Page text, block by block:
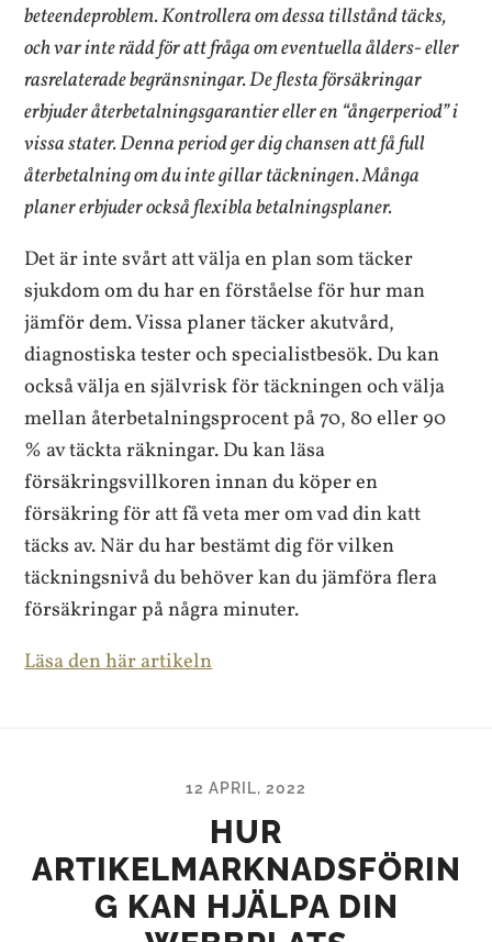
beteendeproblem. Kontrollera om dessa tillstånd täcks,
och var inte rädd för att fråga om eventuella ålders- eller
rasrelaterade begränsningar. De flesta försäkringar
erbjuder återbetalningsgarantier eller en “ångerperiod” i
vissa stater. Denna period ger dig chansen att få full
återbetalning om du inte gillar täckningen. Många
planer erbjuder också flexibla betalningsplaner.
Det är inte svårt att välja en plan som täcker
sjukdom om du har en förståelse för hur man
jämför dem. Vissa planer täcker akutvård,
diagnostiska tester och specialistbesök. Du kan
också välja en självrisk för täckningen och välja
mellan återbetalningsprocent på 70, 80 eller 90
% av täckta räkningar. Du kan läsa
försäkringsvillkoren innan du köper en
försäkring för att få veta mer om vad din katt
täcks av. När du har bestämt dig för vilken
täckningsnivå du behöver kan du jämföra flera
försäkringar på några minuter.
Läsa den här artikeln
12 APRIL, 2022
HUR
ARTIKELMARKNADSFÖRIN
G KAN HJÄLPA DIN